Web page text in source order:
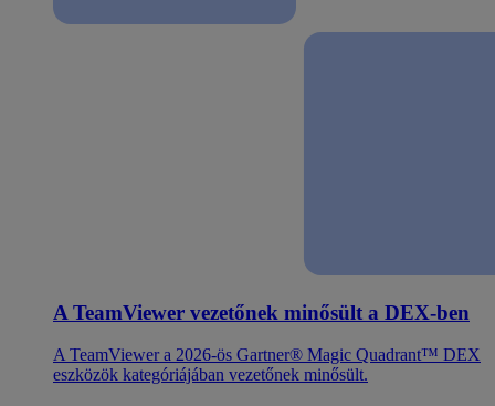
A TeamViewer vezetőnek minősült a DEX-ben
A TeamViewer a 2026-ös Gartner® Magic Quadrant™ DEX
eszközök kategóriájában vezetőnek minősült.